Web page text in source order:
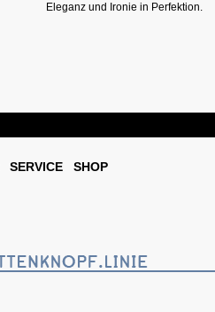
Eleganz und Ironie in Perfektion.
SERVICE SHOP